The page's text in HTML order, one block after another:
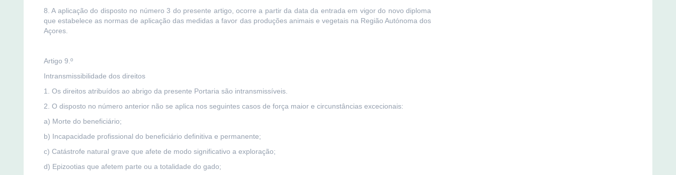
8. A aplicação do disposto no número 3 do presente artigo, ocorre a partir da data da entrada em vigor do novo diploma
que estabelece as normas de aplicação das medidas a favor das produções animais e vegetais na Região Autónoma dos
Açores.
Artigo 9.º
Intransmissibilidade dos direitos
1. Os direitos atribuídos ao abrigo da presente Portaria são intransmissíveis.
2. O disposto no número anterior não se aplica nos seguintes casos de força maior e circunstâncias excecionais:
a) Morte do beneficiário;
b) Incapacidade profissional do beneficiário definitiva e permanente;
c) Catástrofe natural grave que afete de modo significativo a exploração;
d) Epizootias que afetem parte ou a totalidade do gado;